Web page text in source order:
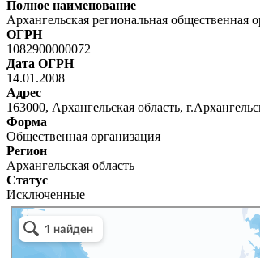
Полное наименование
Архангельская региональная общественная
ОГРН
1082900000072
Дата ОГРН
14.01.2008
Адрес
163000, Архангельская область,
Форма
Общественная организация
Регион
Архангельская область
Статус
Исключенные